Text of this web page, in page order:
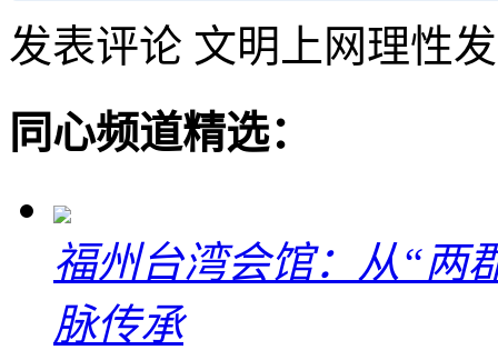
发表评论 文明上网理性
同心频道精选：
福州台湾会馆：从“两
脉传承